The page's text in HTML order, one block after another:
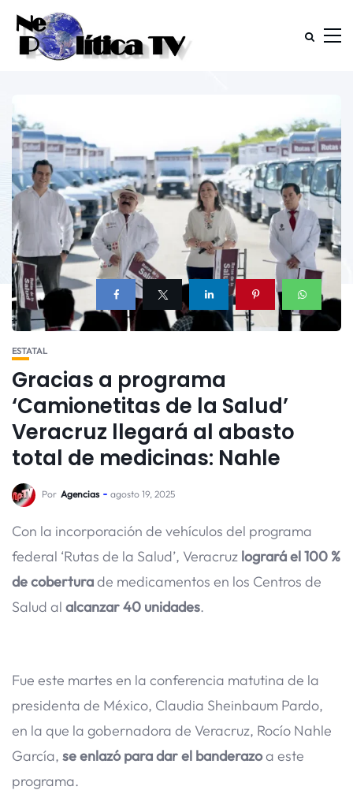
ESTATAL
Gracias a programa
‘Camionetitas de la Salud’
Veracruz llegará al abasto
total de medicinas: Nahle
Por Agencias agosto 19, 2025
Con la incorporación de vehículos del programa
federal ‘Rutas de la Salud’, Veracruz logrará el 100 %
de coberturade medicamentos en los Centros de
Salud al alcanzar 40 unidades.
Fue este martes en la conferencia matutina de la
presidenta de México, Claudia Sheinbaum Pardo,
en la que la gobernadora de Veracruz, Rocío Nahle
García, se enlazó para dar el banderazoa este
programa.